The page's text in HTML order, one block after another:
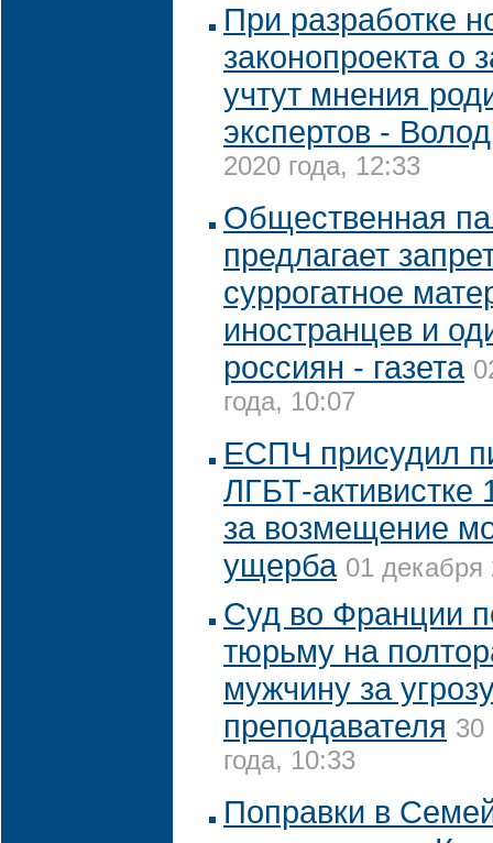
При разработке
законопроекта о
учтут мнения
экспертов -
2020 года, 12:33
Общественная
предлагает
суррогатное
иностранцев и
россиян - газета
года, 10:07
ЕСПЧ присудил
ЛГБТ-активистке
за возмещение
ущерба 01 декабря
Суд во Франции
тюрьму на
мужчину за
преподавателя 30
года, 10:33
Поправки в